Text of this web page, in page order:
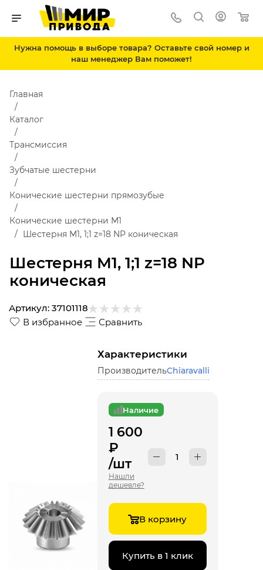
Нужна помощь в выборе товара? Оставьте свой номер и
наш менеджер Вам поможет!
Шестерня M1, 1;1 z=18 NP
коническая
Главная
Каталог
Трансмиссия
Зубчатые шестерни
Конические шестерни прямозубые
Конические шестерни М1
Шестерня M1, 1;1 z=18 NP коническая
В избранное Сравнить
Артикул: 37101118
Характеристики
ПроизводительChiaravalli
Наличие
1 600
₽
/шт
Нашли
дешевле?
В корзину
Купить в 1 клик